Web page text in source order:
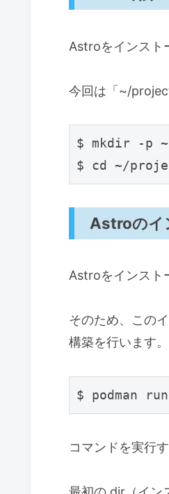
Astroをインスト
今回は「~/
$ mkdir -p
Astroのイ
Astroをインスト
そのため、この
構築を行います。
コマンドを実行